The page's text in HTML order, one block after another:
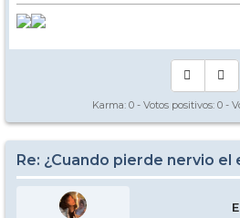
Karma: 0 - Votos positivos: 0 -
Re: ¿Cuando pierde nervio el